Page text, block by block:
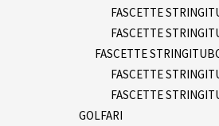
FASCETTE
FASCETTE
FASCETTE
FASCETTE
FASCETTE
GOLFARI